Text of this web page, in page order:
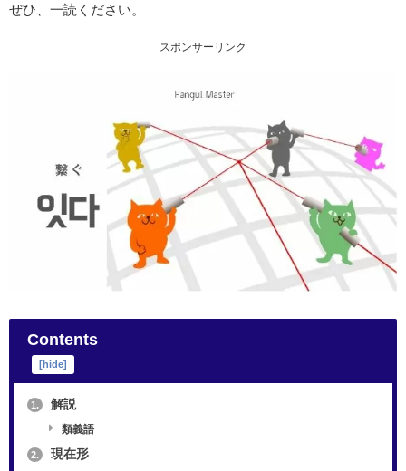
ぜひ、一読ください。
スポンサーリンク
Contents
[hide]
1. 解説
類義語
2. 現在形